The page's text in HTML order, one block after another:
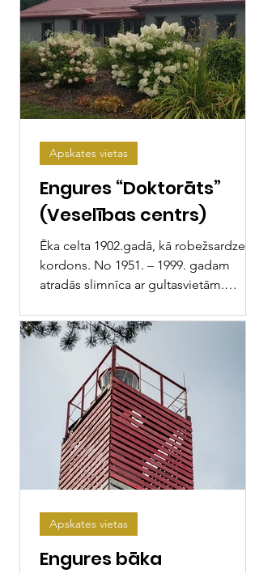
Engures “Doktorāts”
(Veselības centrs)
Ēka celta 1902.gadā, kā robežsardzes
kordons. No 1951. – 1999. gadam
atradās slimnīca ar gultasvietām.
Apskates vietas
Engures bāka
Apskates vietas